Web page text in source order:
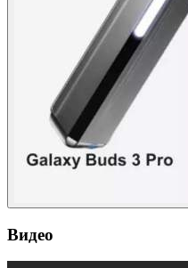
Видео